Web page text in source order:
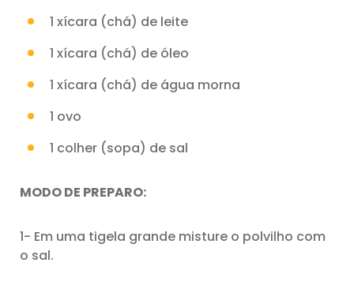
1 xícara (chá) de leite
1 xícara (chá) de óleo
1 xícara (chá) de água morna
1 ovo
1 colher (sopa) de sal
MODO DE PREPARO:
1- Em uma tigela grande misture o polvilho com
o sal.